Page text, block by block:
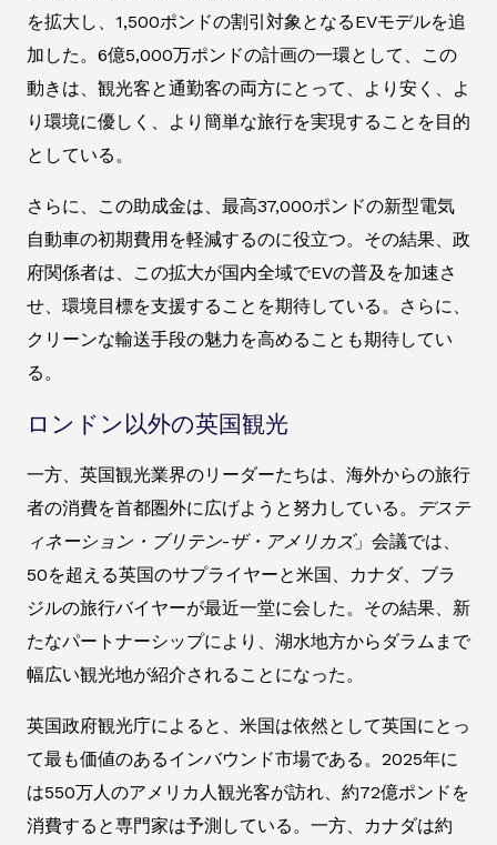
を拡大し、1,500ポンドの割引対象となるEVモデルを追
加した。6億5,000万ポンドの計画の一環として、この
動きは、観光客と通勤客の両方にとって、より安く、よ
り環境に優しく、より簡単な旅行を実現することを目的
としている。
さらに、この助成金は、最高37,000ポンドの新型電気
自動車の初期費用を軽減するのに役立つ。その結果、政
府関係者は、この拡大が国内全域でEVの普及を加速さ
せ、環境目標を支援することを期待している。さらに、
クリーンな輸送手段の魅力を高めることも期待してい
る。
ロンドン以外の英国観光
一方、英国観光業界のリーダーたちは、海外からの旅行
者の消費を首都圏外に広げようと努力している。
デステ
ィネーション・ブリテン-ザ・アメリカズ」会議では、
50を超える英国のサプライヤーと米国、カナダ、ブラ
ジルの旅行バイヤーが最近一堂に会した。その結果、新
たなパートナーシップにより、湖水地方からダラムまで
幅広い観光地が紹介されることになった。
英国政府観光庁によると、米国は依然として英国にとっ
て最も価値のあるインバウンド市場である。2025年に
は550万人のアメリカ人観光客が訪れ、約72億ポンドを
消費すると専門家は予測している。一方、カナダは約